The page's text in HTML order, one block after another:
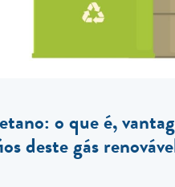
o que é,
deste gás